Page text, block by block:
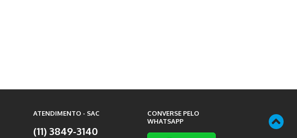
ATENDIMENTO - SAC
(11) 3849-3140
CONVERSE PELO
WHATSAPP